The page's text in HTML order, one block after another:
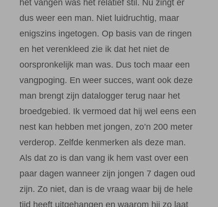
het vangen was het relatief stil. Nu zingt er
dus weer een man. Niet luidruchtig, maar
enigszins ingetogen. Op basis van de ringen
en het verenkleed zie ik dat het niet de
oorspronkelijk man was. Dus toch maar een
vangpoging. En weer succes, want ook deze
man brengt zijn datalogger terug naar het
broedgebied. Ik vermoed dat hij wel eens een
nest kan hebben met jongen, zo’n 200 meter
verderop. Zelfde kenmerken als deze man.
Als dat zo is dan vang ik hem vast over een
paar dagen wanneer zijn jongen 7 dagen oud
zijn. Zo niet, dan is de vraag waar bij de hele
tijd heeft uitgehangen en waarom hij zo laat